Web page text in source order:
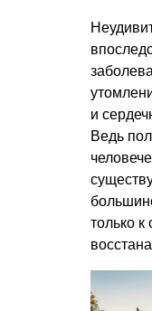
и
Ведь
только к